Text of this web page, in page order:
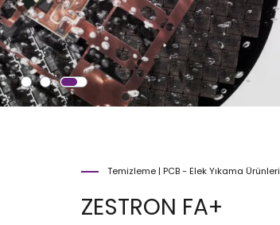
Temizleme|PCB - Elek Yıkama Ürünleri
ZESTRON FA+